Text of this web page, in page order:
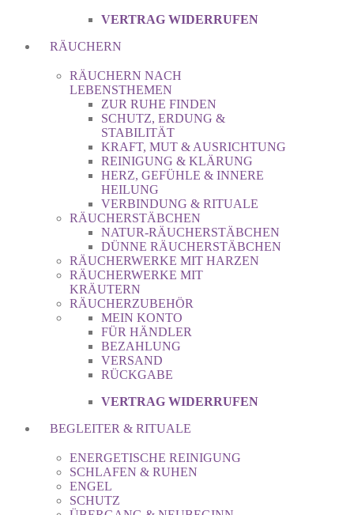
VERTRAG WIDERRUFEN
RÄUCHERN
RÄUCHERN NACH
LEBENSTHEMEN
ZUR RUHE FINDEN
SCHUTZ, ERDUNG &
STABILITÄT
KRAFT, MUT & AUSRICHTUNG
REINIGUNG & KLÄRUNG
HERZ, GEFÜHLE & INNERE
HEILUNG
VERBINDUNG & RITUALE
RÄUCHERSTÄBCHEN
NATUR-RÄUCHERSTÄBCHEN
DÜNNE RÄUCHERSTÄBCHEN
RÄUCHERWERKE MIT HARZEN
RÄUCHERWERKE MIT
KRÄUTERN
RÄUCHERZUBEHÖR
MEIN KONTO
FÜR HÄNDLER
BEZAHLUNG
VERSAND
RÜCKGABE
VERTRAG WIDERRUFEN
BEGLEITER & RITUALE
ENERGETISCHE REINIGUNG
SCHLAFEN & RUHEN
ENGEL
SCHUTZ